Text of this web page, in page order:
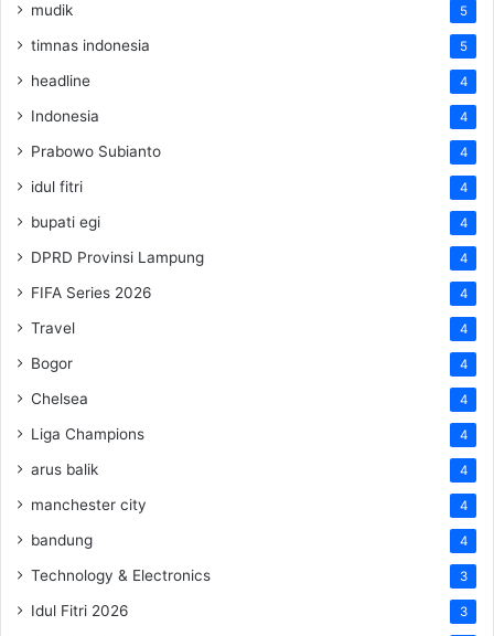
mudik 5
timnas indonesia 5
headline 4
Indonesia 4
Prabowo Subianto 4
idul fitri 4
bupati egi 4
DPRD Provinsi Lampung 4
FIFA Series 2026 4
Travel 4
Bogor 4
Chelsea 4
Liga Champions 4
arus balik 4
manchester city 4
bandung 4
Technology & Electronics 3
Idul Fitri 2026 3